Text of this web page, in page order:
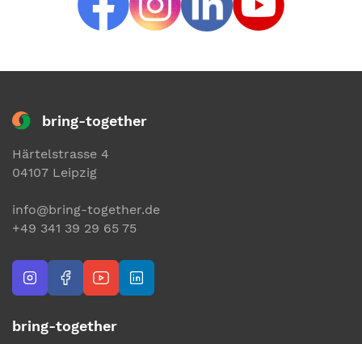
bring-together
Härtelstrasse 4
04107 Leipzig
info@bring-together.de
+49 341 39 29 65 75
bring-together